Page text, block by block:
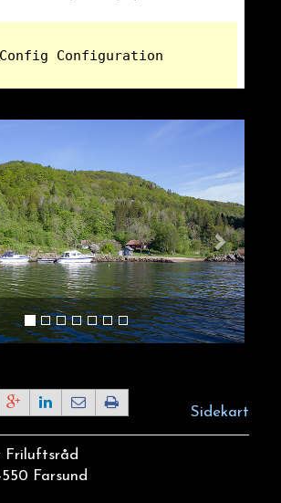
Sidekart
Friluftsråd
Farsund